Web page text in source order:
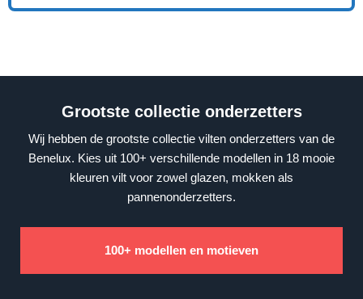
Grootste collectie onderzetters
Wij hebben de grootste collectie vilten onderzetters van de
Benelux. Kies uit 100+ verschillende modellen in 18 mooie
kleuren vilt voor zowel glazen, mokken als
pannenonderzetters.
100+ modellen en motieven